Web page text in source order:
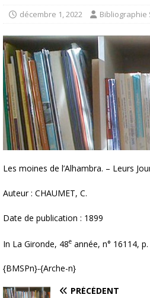
décembre 1, 2022 Bibliographie
Les moines de l’Alhambra. – Leurs
Auteur : CHAUMET, C.
Date de publication : 1899
In La Gironde, 48e année, n° 16114, p.
{BMSPn}-{Arche-n}
PRÉCÉDENT